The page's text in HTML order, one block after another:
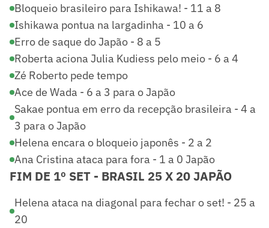
Bloqueio brasileiro para Ishikawa! - 11 a 8
Ishikawa pontua na largadinha - 10 a 6
Erro de saque do Japão - 8 a 5
Roberta aciona Julia Kudiess pelo meio - 6 a 4
Zé Roberto pede tempo
Ace de Wada - 6 a 3 para o Japão
Sakae pontua em erro da recepção brasileira - 4 a
3 para o Japão
Helena encara o bloqueio japonês - 2 a 2
Ana Cristina ataca para fora - 1 a 0 Japão
FIM DE 1º SET - BRASIL 25 X 20 JAPÃO
Helena ataca na diagonal para fechar o set! - 25 a
20